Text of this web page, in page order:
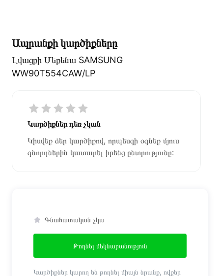
Ապրանքի կարծիքները
Լվացքի Մեքենա SAMSUNG
WW90T554CAW/LP
Կարծիքներ դեռ չկան
Կիսվեք ձեր կարծիքով, որպեսզի օգնեք մյուս
գնորդներին կատարել իրենց ընտրությունը:
Գնահատական չկա
Թողնել մեկնաբանություն
Կարծիքներ կարող են թողնել միայն նրանք, ովքեր